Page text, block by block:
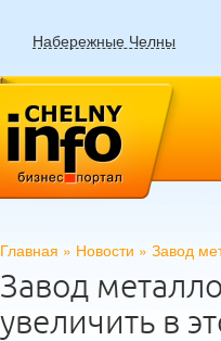
Набережные Челны
Главная » Новости » Завод
Завод
увеличить в